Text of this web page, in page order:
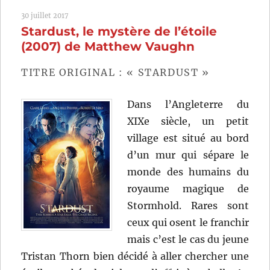
Richard
Quine
30 juillet 2017
Stardust, le mystère de l’étoile
(2007) de Matthew Vaughn
TITRE ORIGINAL : « STARDUST »
Dans l’Angleterre du
XIXe siècle, un petit
village est situé au bord
d’un mur qui sépare le
monde des humains du
royaume magique de
Stormhold. Rares sont
ceux qui osent le franchir
mais c’est le cas du jeune
Tristan Thorn bien décidé à aller chercher une